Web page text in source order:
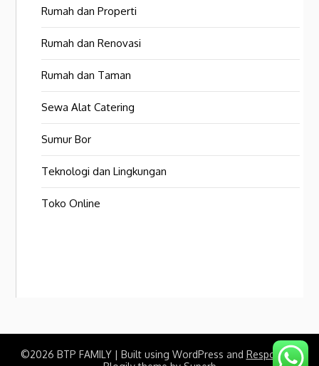
Rumah dan Properti
Rumah dan Renovasi
Rumah dan Taman
Sewa Alat Catering
Sumur Bor
Teknologi dan Lingkungan
Toko Online
©2026 BTP FAMILY | Built using WordPress and Responsive